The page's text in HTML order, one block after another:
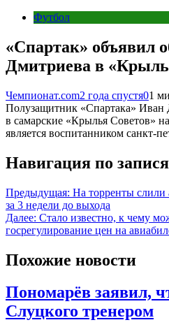
Футбол
«Спартак» объявил
Дмитриева в
Чемпионат.com2 года спустя01
Полузащитник «Спартака» Иван
в самарские «Крылья Советов»
является воспитанником санкт-
Навигация по
Предыдущая: На торренты слили
за 3 недели до выхода
Далее: Стало известно, к чему
госрегулирование цен на
Похожие новости
Пономарёв заявил,
Слуцкого тренером